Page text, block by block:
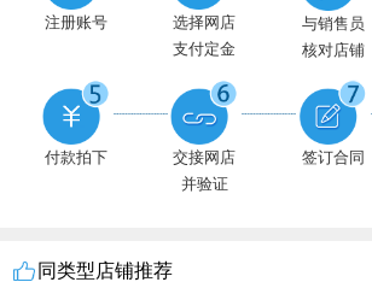
注册账号
选择网店
支付定金
与销售员
核对店铺
付款拍下
交接网店
并验证
签订合同
同类型店铺推荐